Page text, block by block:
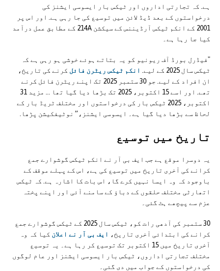
ہے. کہ تجارتی اداروں اور ٹیکس بار ایسوسی ایشنز کی
درخواستوں کے بعد ڈیڈ لائن میں توسیع کی جا رہی ہے. اور اس پر
2001 کے انکم ٹیکس آرڈیننس کے سیکشن 214A کے مطابق عمل درآمد
کیا جا رہا ہے۔
"فیڈرل بورڈ آف ریونیو کو یہ بتاتے ہوئے خوشی ہو رہی ہے کہ
ٹیکس سال 2025 کے لیے.
انکم ٹیکس ریٹرن فائل کرنے کی تاریخ،
ان افراد کے لیے. جو 30 ستمبر 2025 تک اپنے ریٹرن فائل کرنے
تھے. اور اسے 15 اکتوبر، 2025 تک بڑھا دیا گیا تھا … مزید 31
اکتوبر، 2025 ٹیکس بار کی درخواستوں اور مختلف ٹریڈ بار کے
لحاظ سے بڑھا دیا گیا ہے۔ ایسوسی ایشنز،” نوٹیفکیشن پڑھا.
تاریخ میں توسیع
یہ دوسرا موقع ہے جب ایف بی آر نے انکم ٹیکس گوشوارے جمع
کرانے کی آخری تاریخ میں توسیع کی ہے، اس کے پہلے موقف کے
باوجود کہ وہ ایسا نہیں کرے گا، اس بات کا اشارہ ہے. کہ ٹیکس
اتھارٹی مختلف حلقوں کے دباؤ کے سامنے آئی اور اپنے پختہ
عزم سے پیچھے ہٹ گئی۔
30 ستمبر کی آدھی رات کو، ٹیکس سال 2025 کے ٹیکس گوشوارے جمع
کرانے کی ابتدائی آخری تاریخ،
ایف بی آر نے اعلان کیا کہ وہ
آخری تاریخ میں 15 اکتوبر تک توسیع کر رہا ہے۔ یہ توسیع
مختلف تجارتی اداروں، ٹیکس بار ایسوسی ایشنز اور عام لوگوں
کی درخواستوں کے جواب میں دی گئی۔